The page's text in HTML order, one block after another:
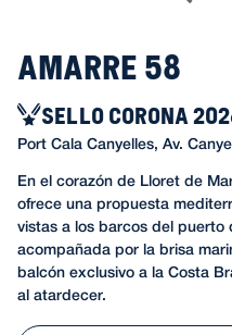
Amarre 58
SELLO CORONA
Port Cala Canyelles, Av.
En el corazón de Lloret de
ofrece una propuesta
vistas a los barcos del puerto
acompañada por la brisa
balcón exclusivo a la Costa
al atardecer.